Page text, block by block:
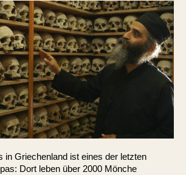
in Griechenland ist eines der letzten
Dort leben über 2000 Mönche